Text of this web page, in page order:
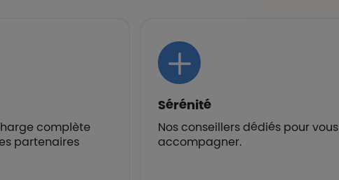
complète
partenaires
Sérénité
Nos conseillers dédiés pour vous
accompagner.